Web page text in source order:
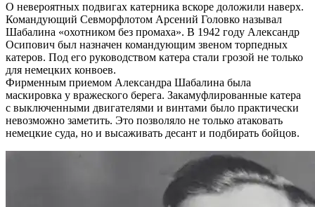
О невероятных подвигах катерника вскоре доложили наверх.
Командующий Севморфлотом Арсений Головко называл
Шабалина «охотником без промаха». В 1942 году Александр
Осипович был назначен командующим звеном торпедных
катеров. Под его руководством катера стали грозой не только
для немецких конвоев.
Фирменным приемом Александра Шабалина была
маскировка у вражеского берега. Закамуфлированные катера
с выключенными двигателями и винтами было практически
невозможно заметить. Это позволяло не только атаковать
немецкие суда, но и высаживать десант и подбирать бойцов.